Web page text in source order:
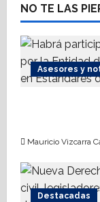
g
a
t
NO TE LAS
Asesores y
Mauricio Vizcarra
Destacadas